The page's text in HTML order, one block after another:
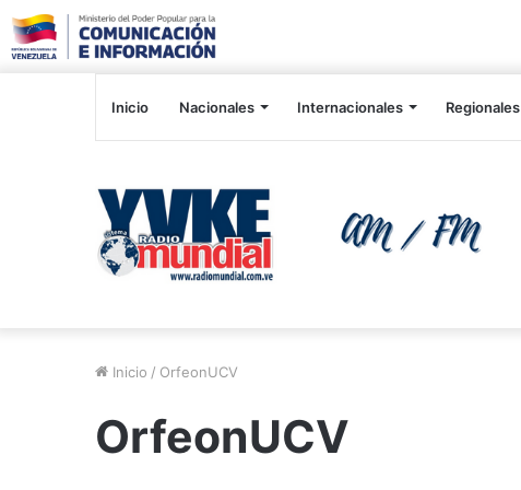
Inicio Nacionales Internacionales Regionales
Inicio / OrfeonUCV
OrfeonUCV